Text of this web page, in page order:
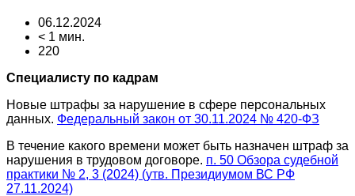
06.12.2024
< 1 мин.
220
Специалисту по кадрам
Новые штрафы за нарушение в сфере персональных
данных. Федеральный закон от 30.11.2024 № 420-ФЗ
В течение какого времени может быть назначен штраф за
нарушения в трудовом договоре. п. 50 Обзора судебной
практики № 2, 3 (2024) (утв. Президиумом ВС РФ
27.11.2024)